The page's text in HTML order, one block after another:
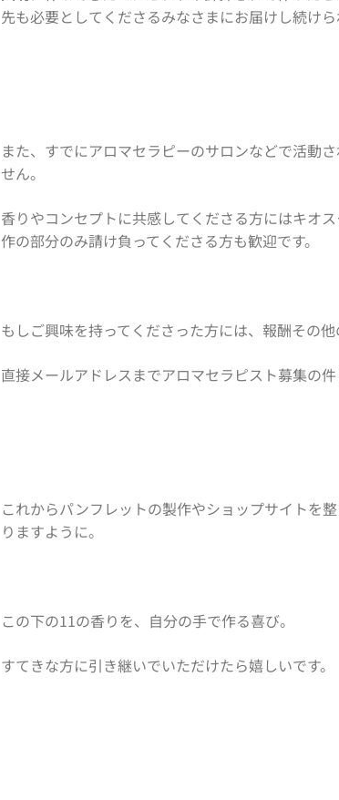
先も必要としてくださるみなさまにお届けし続けら
また、すでにアロマセラピーのサロンなどで活動
せん。
香りやコンセプトに共感してくださる方にはキオ
作の部分のみ請け負ってくださる方も歓迎です。
もしご興味を持ってくださった方には、報酬その
直接メールアドレスまでアロマセラピスト募集の件
これからパンフレットの製作やショップサイトを
りますように。
この下の11の香りを、自分の手で作る喜び。
すてきな方に引き継いでいただけたら嬉しいです。